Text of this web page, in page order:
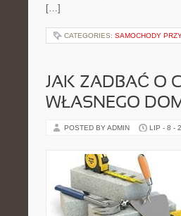
[…]
CATEGORIES: SAMOCHODY
JAK ZADBAĆ O
WŁASNEGO
POSTED BY ADMIN LIP - 8 -